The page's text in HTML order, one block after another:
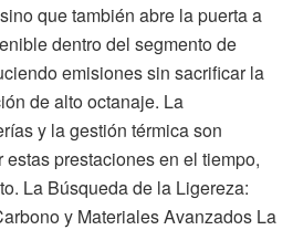
que también abre la puerta a
dentro del segmento de
emisiones sin sacrificar la
de alto octanaje. La
y la gestión térmica son
prestaciones en el tiempo,
La Búsqueda de la Ligereza:
y Materiales Avanzados La